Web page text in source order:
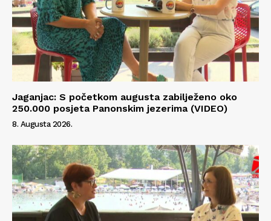
Jaganjac: S početkom augusta zabilježeno oko
250.000 posjeta Panonskim jezerima (VIDEO)
8. Augusta 2026.